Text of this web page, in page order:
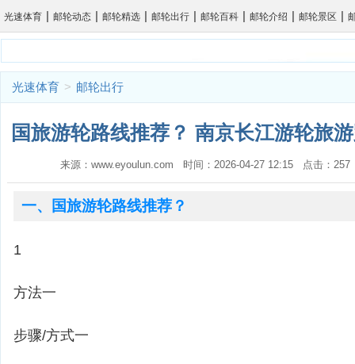
光速体育 | 邮轮动态 | 邮轮精选 | 邮轮出行 | 邮轮百科 | 邮轮介绍 | 邮轮景区 |
光速体育 > 邮轮出行
国旅游轮路线推荐？ 南京长江游轮旅
来源：www.eyoulun.com 时间：2026-04-27 12:15 点击：
一、国旅游轮路线推荐？
1
方法一
步骤/方式一